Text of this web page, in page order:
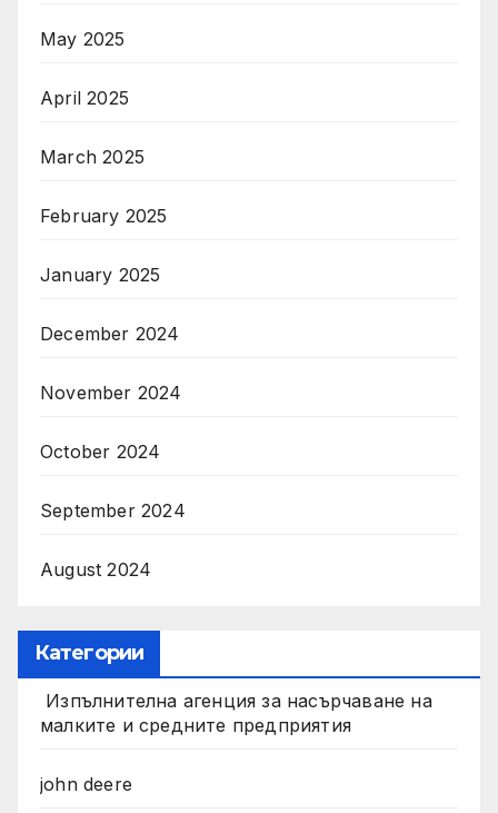
May 2025
April 2025
March 2025
February 2025
January 2025
December 2024
November 2024
October 2024
September 2024
August 2024
Категории
Изпълнителна агенция за насърчаване на
малките и средните предприятия
john deere